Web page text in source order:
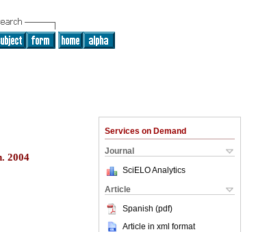
Services on Demand
Journal
SciELO Analytics
Article
Spanish (pdf)
Article in xml format
2004